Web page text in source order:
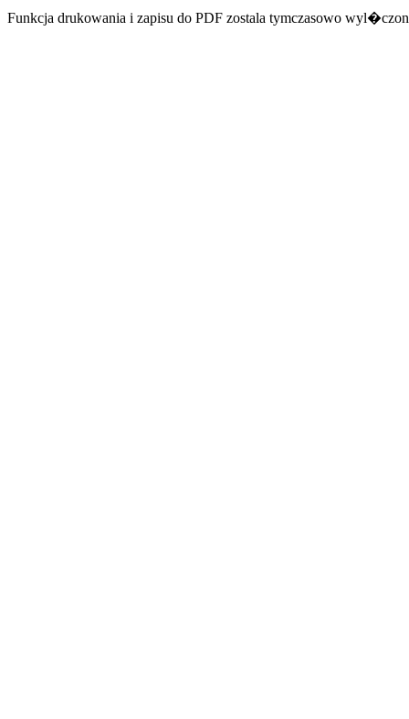
Funkcja drukowania i zapisu do PDF zostala tymczasowo